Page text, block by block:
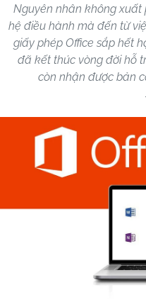
Nguyên nhân không xuất
hệ điều hành mà đến từ
giấy phép Office sắp hết
đã kết thúc vòng đời hỗ
còn nhận được bản